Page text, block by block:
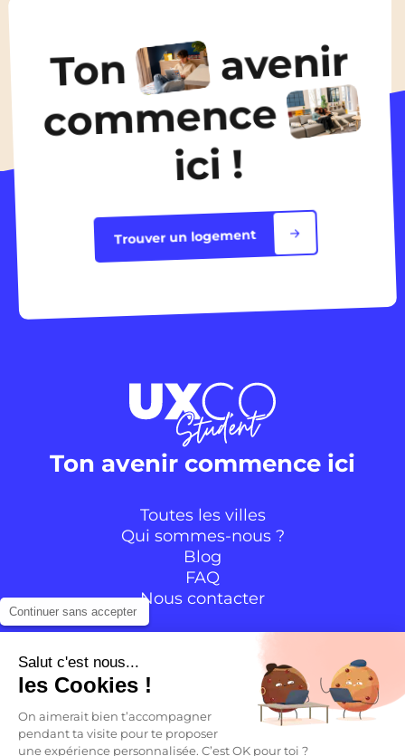
Découvrir les logements
Ton avenir
commence
ici !
Trouver un logement
Ton avenir commence ici
Toutes les villes
Qui sommes-nous ?
Blog
FAQ
Nous contacter
YouTubeLinkedIn
Continuer sans accepter
Salut c'est nous...
les Cookies !
On aimerait bien t’accompagner
pendant ta visite pour te proposer
une expérience personnalisée. C’est OK pour toi ?